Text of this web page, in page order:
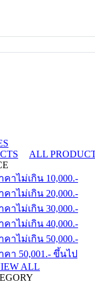
ALL
คาไม่เกิน 10,000.-
คาไม่เกิน 20,000.-
คาไม่เกิน 30,000.-
คาไม่เกิน 40,000.-
คาไม่เกิน 50,000.-
คา 50,001.- ขึ้นไป
ALL